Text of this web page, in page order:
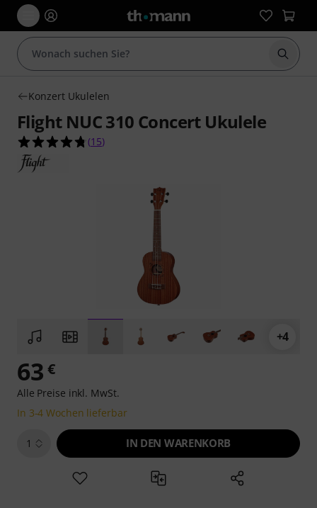
Suche
Konzert Ukulelen
Flight NUC 310 Concert Ukulele
4.7 von 5 Sternen aus 15 Kundenbewertungen
(15)
+4
63 €
Alle Preise inkl. MwSt.
In 3-4 Wochen lieferbar
1 IN DEN WARENKORB